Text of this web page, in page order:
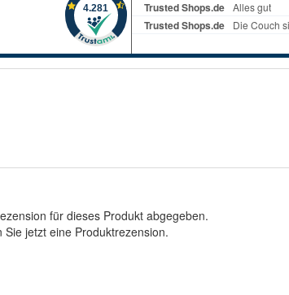
für dieses Produkt abgegeben.
Sie jetzt eine Produktrezension.